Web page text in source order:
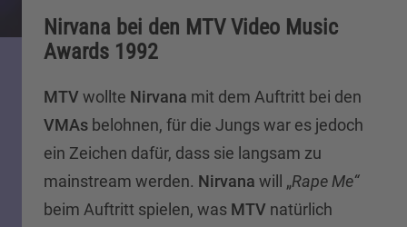
Nirvana bei den MTV Video Music
Awards 1992
MTVwollte Nirvana mit dem Auftritt bei den
VMAs belohnen, für die Jungs war es jedoch
ein Zeichen dafür, dass sie langsam zu
mainstream werden. Nirvana will „Rape Me“
beim Auftritt spielen, was MTV natürlich